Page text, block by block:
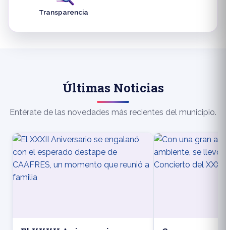
Transparencia
Últimas Noticias
Entérate de las novedades más recientes del municipio.